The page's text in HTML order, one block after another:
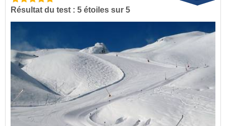
Résultat du test : 5 étoiles sur 5